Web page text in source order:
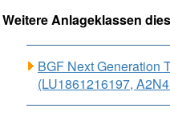
Weitere Anlageklassen
BGF Next Generation
(LU1861216197,